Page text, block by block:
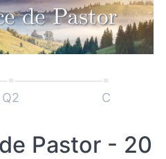
Q2 C
Pastor - 20